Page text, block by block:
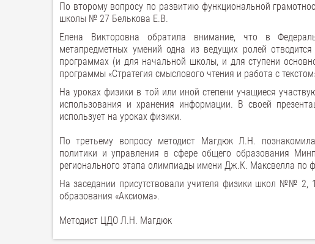
По второму вопросу по развитию функциональной
школы № 27 Белькова Е.В.
Елена Викторовна обратила внимание, что в
метапредметных умений одна из ведущих ролей
программах (и для начальной школы, и для ступени
программы «Стратегия смыслового чтения и работа с
На уроках физики в той или иной степени учащиеся
использования и хранения информации. В своей
использует на уроках физики.
По третьему вопросу методист Магдюк Л.Н.
политики и управления в сфере общего образования
регионального этапа олимпиады имени Дж.К. Максвелла по
На заседании присутствовали учителя физики школ №№ 2,
образования «Аксиома».
Методист ЦДО Л.Н. Магдюк